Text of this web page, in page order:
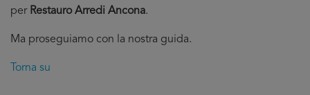
per Restauro Arredi Ancona.
Ma proseguiamo con la nostra guida.
Torna su